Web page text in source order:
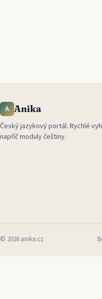
A Anika
Český jazykový portál. Rychlé
napříč moduly češtiny.
© 2026 anika.cz